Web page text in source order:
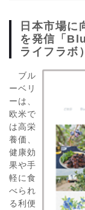
日本市場に
を発信「
ライフラボ
ブル
ーベリ
ーは、
欧米で
は高栄
養価、
健康効
果や手
軽に食
べられ
る利便